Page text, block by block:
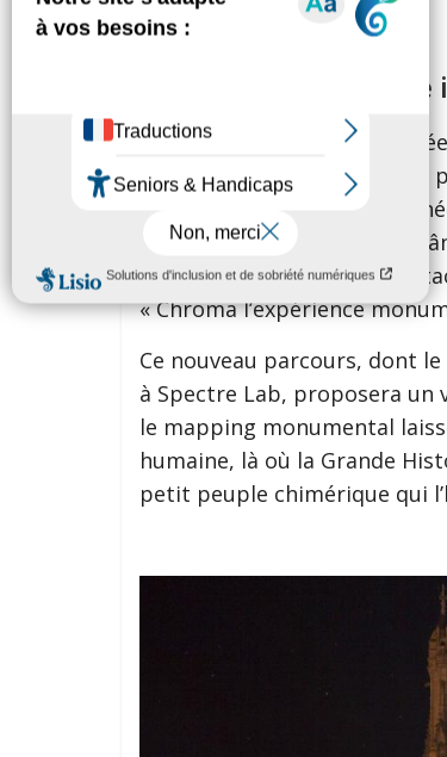
Chroma,
Chroma s’enrichit cette
forêt de lumière: le nouveau
l’Evêché. A l’ombre de la
Patrimoine mondial, cette
prolonger la magie du
« Chroma l’expérience
Ce nouveau parcours, dont
à Spectre Lab, proposera un
le mapping monumental
humaine, là où la Grande
petit peuple chimérique qui